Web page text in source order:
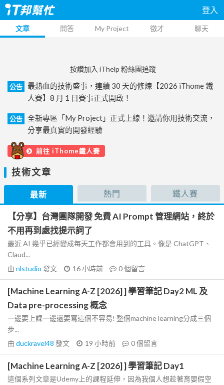
登入
文章 問答 My Project 徵才 聊天
按讚加入 iThelp 粉絲團追蹤
公告
最熱血的技術盛事，連續 30 天的修煉【2026 iThome 鐵
人賽】8 月 1 日賽事正式開啟！
公告
全新專區「My Project」正式上線！邀請你用技術交流，
分享最真實的開發經驗
前往 iThome鐵人賽
技術文章
最新 熱門 鐵人賽
【分享】台灣團隊開發 免費 AI Prompt 管理網站，終於
不用再到處找提示詞了
最近 AI 幾乎已經變成每天工作都會用到的工具。像是 ChatGPT、
Claud...
由 nlstudio 發文 16 小時前 0個留言
[Machine Learning A-Z [2026] ] 學習筆記 Day2 ML 及
Data pre-processing 概念
一邊要上課一邊還要寫這個不容易! 整個machine learning分成三個
步...
由 duckravel48 發文 19 小時前 0個留言
[Machine Learning A-Z [2026] ] 學習筆記 Day1
這個系列文章是Udemy上的課程延伸，因為我個人想趁著育嬰假空